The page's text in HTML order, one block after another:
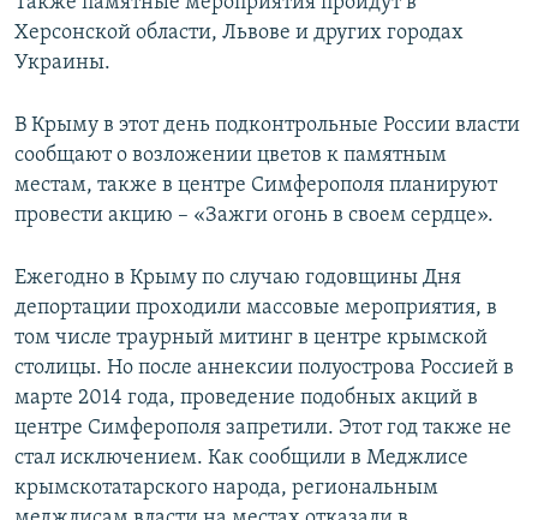
Херсонской области, Львове и других городах
Украины.
В Крыму в этот день подконтрольные России власти
сообщают о возложении цветов к памятным
местам, также в центре Симферополя планируют
провести акцию – «Зажги огонь в своем сердце».
Ежегодно в Крыму по случаю годовщины Дня
депортации проходили массовые мероприятия, в
том числе траурный митинг в центре крымской
столицы. Но после аннексии полуострова Россией в
марте 2014 года, проведение подобных акций в
центре Симферополя запретили. Этот год также не
стал исключением. Как сообщили в Меджлисе
крымскотатарского народа, региональным